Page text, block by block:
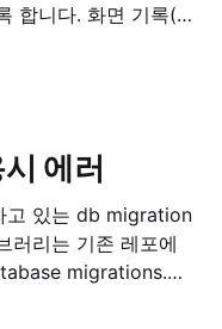
화 위의 메뉴로 들어
에러
러리는 기존 레포에
migrations.